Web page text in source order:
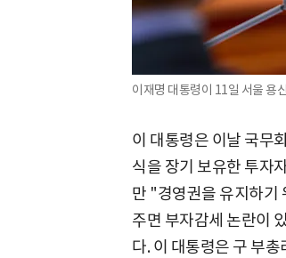
이재명 대통령이 11일 서울 용
이 대통령은 이날 국무
식을 장기 보유한 투자
만 "경영권을 유지하기
주면 부자감세 논란이
다. 이 대통령은 구 부